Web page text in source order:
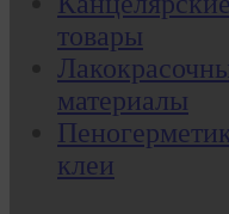
товары
материалы
клеи